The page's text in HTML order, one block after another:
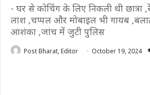
- घर से कोचिंग के लिए निकली थी छात्रा
लाश ,चप्पल और मोबाइल भी गायब
आशंका ,जांच में जुटी पुलिस
Post Bharat, Editor October 19, 2024